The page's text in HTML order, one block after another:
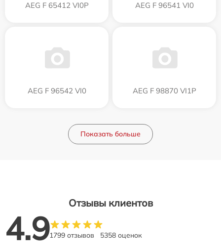
AEG F 65412 VI0P AEG F 96541 VI0
AEG F 96542 VI0 AEG F 98870 VI1P
Показать больше
Отзывы клиентов
4.91799 отзывов 5358 оценок